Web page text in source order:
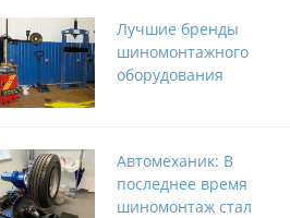
Лучшие бренды
шиномонтажного
оборудования
Автомеханик: В
последнее время
шиномонтаж стал